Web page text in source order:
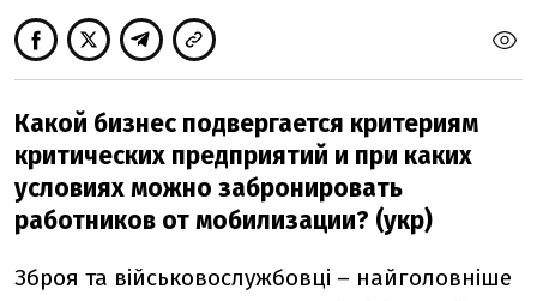
Какой бизнес подвергается критериям
критических предприятий и при каких
условиях можно забронировать
работников от мобилизации? (укр)
Зброя та військовослужбовці – найголовніше